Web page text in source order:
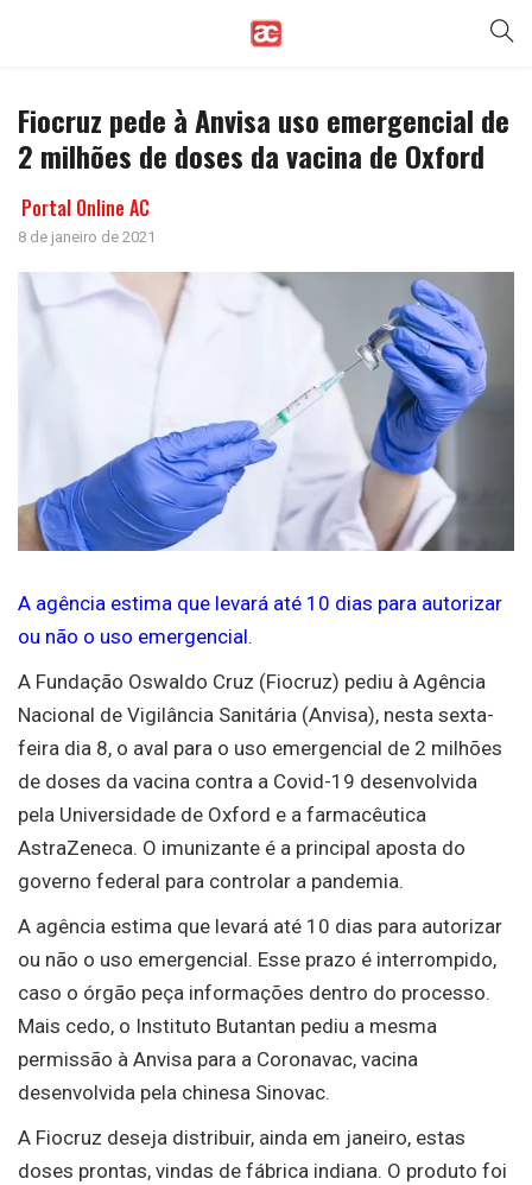
Fiocruz pede à Anvisa uso emergencial de
2 milhões de doses da vacina de Oxford
Portal Online AC
8 de janeiro de 2021
A agência estima que levará até 10 dias para autorizar
ou não o uso emergencial.
A Fundação Oswaldo Cruz (Fiocruz) pediu à Agência
Nacional de Vigilância Sanitária (Anvisa), nesta sexta-
feira dia 8, o aval para o uso emergencial de 2 milhões
de doses da vacina contra a Covid-19 desenvolvida
pela Universidade de Oxford e a farmacêutica
AstraZeneca. O imunizante é a principal aposta do
governo federal para controlar a pandemia.
A agência estima que levará até 10 dias para autorizar
ou não o uso emergencial. Esse prazo é interrompido,
caso o órgão peça informações dentro do processo.
Mais cedo, o Instituto Butantan pediu a mesma
permissão à Anvisa para a Coronavac, vacina
desenvolvida pela chinesa Sinovac.
A Fiocruz deseja distribuir, ainda em janeiro, estas
doses prontas, vindas de fábrica indiana. O produto foi